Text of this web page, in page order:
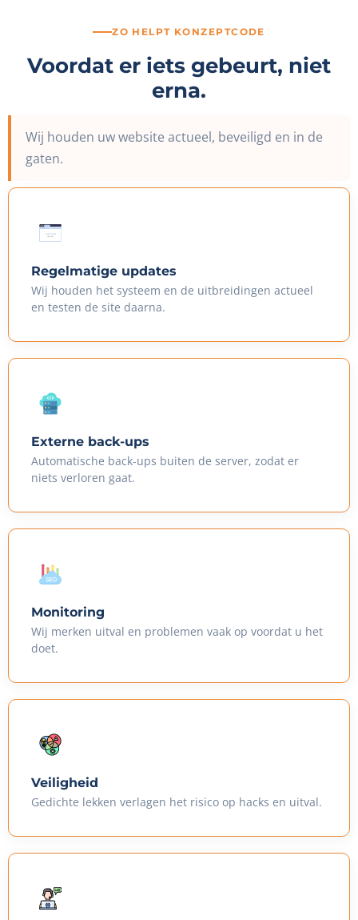
ZO HELPT KONZEPTCODE
Voordat er iets gebeurt, niet
erna.
Wij houden uw website actueel, beveiligd en in de
gaten.
Regelmatige updates
Wij houden het systeem en de uitbreidingen actueel
en testen de site daarna.
Externe back-ups
Automatische back-ups buiten de server, zodat er
niets verloren gaat.
Monitoring
Wij merken uitval en problemen vaak op voordat u het
doet.
Veiligheid
Gedichte lekken verlagen het risico op hacks en uitval.